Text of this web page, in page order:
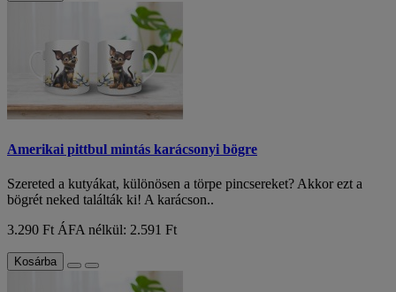
Amerikai pittbul mintás karácsonyi bögre
Szereted a kutyákat, különösen a törpe pincsereket? Akkor ezt a
bögrét neked találták ki! A karácson..
3.290 FtÁFA nélkül: 2.591 Ft
Kosárba